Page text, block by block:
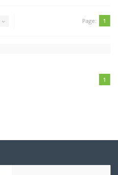
Page: 1
1